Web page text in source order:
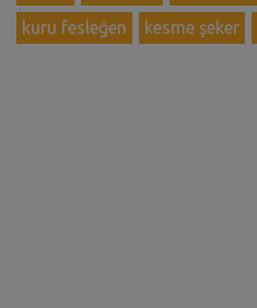
kuru fesleğen
kesme şeker